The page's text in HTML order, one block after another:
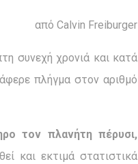
από Calvin Freiburger
συνεχή χρονιά και κατά
πλήγμα στον αριθμό
τον πλανήτη πέρυσι,
και εκτιμά στατιστικά